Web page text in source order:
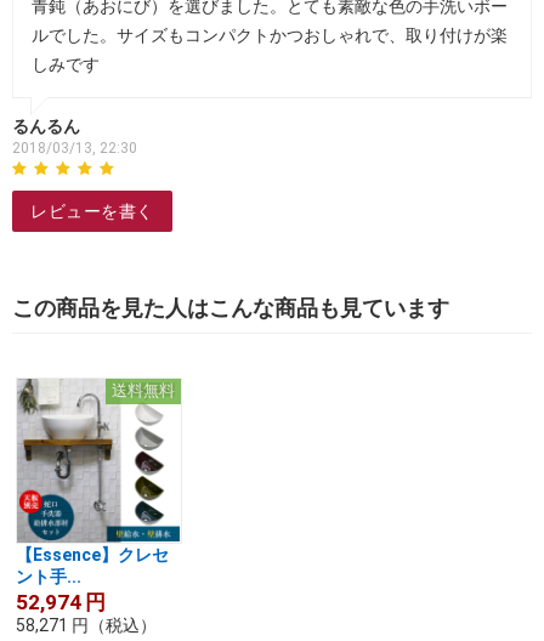
青鈍（あおにび）を選びました。とても素敵な色の手洗いボー
ルでした。サイズもコンパクトかつおしゃれで、取り付けが楽
しみです
るんるん
2018/03/13, 22:30
レビューを書く
この商品を見た人はこんな商品も見ています
送料無料
【Essence】クレセ
ント手...
52,974 円
58,271 円 （税込）